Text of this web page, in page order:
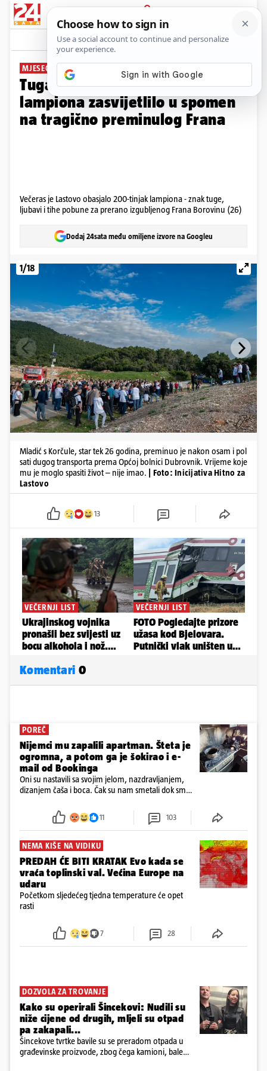
PRIJAVA
Galerija Komentari
MJESEC DANA OD TRAGEDIJE
Tuga na Lastovu: Više od 200
lampiona zasvijetlilo u spomen
na tragično preminulog Frana
Večeras je Lastovo obasjalo 200-tinjak lampiona - znak tuge,
ljubavi i tihe pobune za prerano izgubljenog Frana Borovinu (26)
Dodaj 24sata među omiljene izvore na Googleu
1/18
Mladić s Korčule, star tek 26 godina, preminuo je nakon osam i pol
sati dugog transporta prema Općoj bolnici Dubrovnik. Vrijeme koje
mu je moglo spasiti život – nije imao.
| Foto: Inicijativa Hitno za
Lastovo
13
Komentari 0
POREČ
Nijemci mu zapalili apartman. Šteta je
ogromna, a potom ga je šokirao i e-
mail od Bookinga
Oni su nastavili sa svojim jelom, nazdravljanjem,
dizanjem čaša i boca. Čak su nam smetali dok smo
požar, rekao je vlasnik
11 103
NEMA KIŠE NA VIDIKU
PREDAH ĆE BITI KRATAK Evo kada se
vraća toplinski val. Većina Europe na
udaru
Početkom sljedećeg tjedna temperature će opet
rasti
7 28
DOZVOLA ZA TROVANJE
Kako su operirali Šincekovi: Nudili su
niže cijene od drugih, mljeli su otpad
pa zakapali...
Šincekove tvrtke bavile su se preradom otpada u
građevinske proizvode, zbog čega kamioni, bale